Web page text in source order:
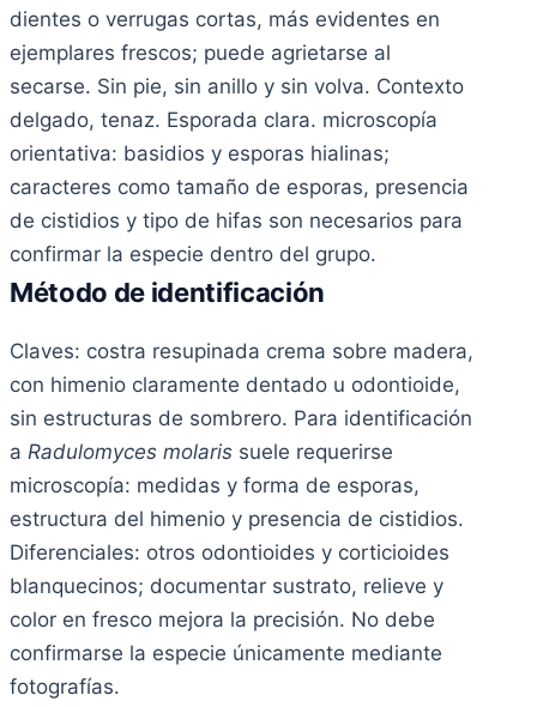
dientes o verrugas cortas, más evidentes en
ejemplares frescos; puede agrietarse al
secarse. Sin pie, sin anillo y sin volva. Contexto
delgado, tenaz. Esporada clara. microscopía
orientativa: basidios y esporas hialinas;
caracteres como tamaño de esporas, presencia
de cistidios y tipo de hifas son necesarios para
confirmar la especie dentro del grupo.
Método de identificación
Claves: costra resupinada crema sobre madera,
con himenio claramente dentado u odontioide,
sin estructuras de sombrero. Para identificación
a Radulomyces molaris suele requerirse
microscopía: medidas y forma de esporas,
estructura del himenio y presencia de cistidios.
Diferenciales: otros odontioides y corticioides
blanquecinos; documentar sustrato, relieve y
color en fresco mejora la precisión. No debe
confirmarse la especie únicamente mediante
fotografías.